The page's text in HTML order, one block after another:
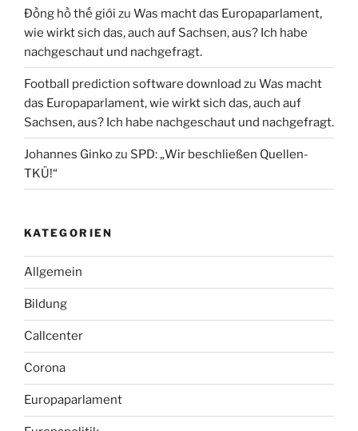
Đồng hồ thế giới zu Was macht das Europaparlament,
wie wirkt sich das, auch auf Sachsen, aus? Ich habe
nachgeschaut und nachgefragt.
Football prediction software download zu Was macht
das Europaparlament, wie wirkt sich das, auch auf
Sachsen, aus? Ich habe nachgeschaut und nachgefragt.
Johannes Ginkozu SPD: „Wir beschließen Quellen-
TKÜ!“
KATEGORIEN
Allgemein
Bildung
Callcenter
Corona
Europaparlament